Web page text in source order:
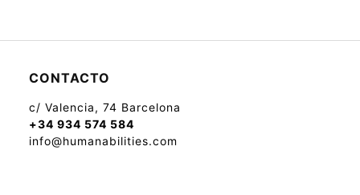
CONTACTO
c/ Valencia, 74 Barcelona
+34 934 574 584
info@humanabilities.com